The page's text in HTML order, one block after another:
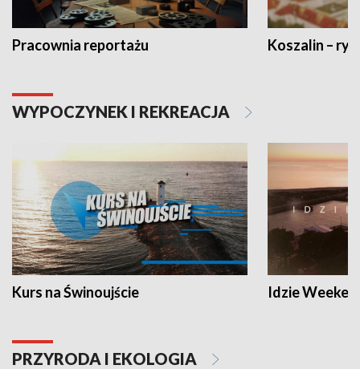
Pracownia reportażu Koszalin –
WYPOCZYNEK I REKREACJA
Kurs na Świnoujście Idzie
PRZYRODA I EKOLOGIA